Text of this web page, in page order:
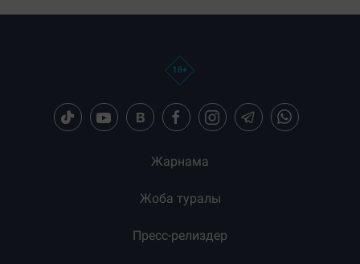
Жарнама
Жоба туралы
Пресс-релиздер